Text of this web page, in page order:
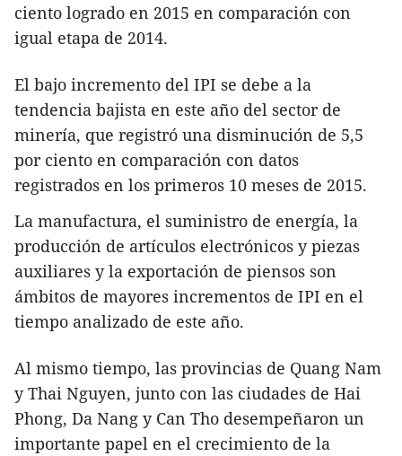
ciento logrado en 2015 en comparación con
igual etapa de 2014.
El bajo incremento del IPI se debe a la
tendencia bajista en este año del sector de
minería, que registró una disminución de 5,5
por ciento en comparación con datos
registrados en los primeros 10 meses de 2015.
La manufactura, el suministro de energía, la
producción de artículos electrónicos y piezas
auxiliares y la exportación de piensos son
ámbitos de mayores incrementos de IPI en el
tiempo analizado de este año.
Al mismo tiempo, las provincias de Quang Nam
y Thai Nguyen, junto con las ciudades de Hai
Phong, Da Nang y Can Tho desempeñaron un
importante papel en el crecimiento de la